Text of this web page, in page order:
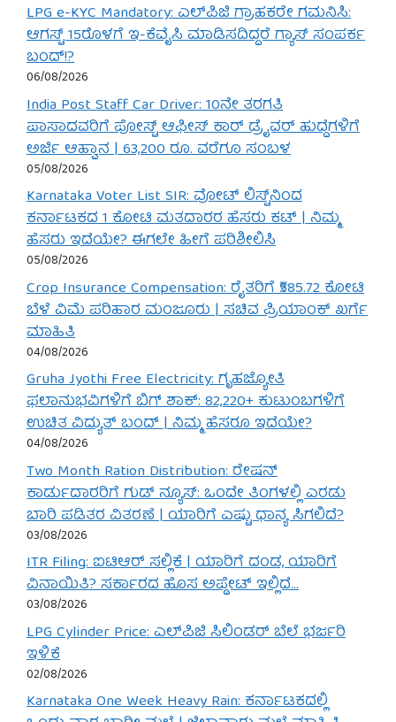
LPG e-KYC Mandatory: ಎಲ್‌ಪಿಜಿ ಗ್ರಾಹಕರೇ ಗಮನಿಸಿ:
ಆಗಸ್ಟ್ 15ರೊಳಗೆ ಇ-ಕೆವೈಸಿ ಮಾಡಿಸದಿದ್ದರೆ ಗ್ಯಾಸ್ ಸಂಪರ್ಕ
ಬಂದ್!?
06/08/2026
India Post Staff Car Driver: 10ನೇ ತರಗತಿ
ಪಾಸಾದವರಿಗೆ ಪೋಸ್ಟ್ ಆಫೀಸ್ ಕಾರ್ ಡ್ರೈವರ್ ಹುದ್ದೆಗಳಿಗೆ
ಅರ್ಜಿ ಆಹ್ವಾನ | 63,200 ರೂ. ವರೆಗೂ ಸಂಬಳ
05/08/2026
Karnataka Voter List SIR: ವೋಟ್ ಲಿಸ್ಟ್‌ನಿಂದ
ಕರ್ನಾಟಕದ 1 ಕೋಟಿ ಮತದಾರರ ಹೆಸರು ಕಟ್ | ನಿಮ್ಮ
ಹೆಸರು ಇದೆಯೇ? ಈಗಲೇ ಹೀಗೆ ಪರಿಶೀಲಿಸಿ
05/08/2026
Crop Insurance Compensation: ರೈತರಿಗೆ ₹585.72 ಕೋಟಿ
ಬೆಳೆ ವಿಮೆ ಪರಿಹಾರ ಮಂಜೂರು | ಸಚಿವ ಪ್ರಿಯಾಂಕ್ ಖರ್ಗೆ
ಮಾಹಿತಿ
04/08/2026
Gruha Jyothi Free Electricity: ಗೃಹಜ್ಯೋತಿ
ಫಲಾನುಭವಿಗಳಿಗೆ ಬಿಗ್ ಶಾಕ್: 82,220+ ಕುಟುಂಬಗಳಿಗೆ
ಉಚಿತ ವಿದ್ಯುತ್ ಬಂದ್ | ನಿಮ್ಮ ಹೆಸರೂ ಇದೆಯೇ?
04/08/2026
Two Month Ration Distribution: ರೇಷನ್
ಕಾರ್ಡುದಾರರಿಗೆ ಗುಡ್ ನ್ಯೂಸ್: ಒಂದೇ ತಿಂಗಳಲ್ಲಿ ಎರಡು
ಬಾರಿ ಪಡಿತರ ವಿತರಣೆ | ಯಾರಿಗೆ ಎಷ್ಟು ಧಾನ್ಯ ಸಿಗಲಿದೆ?
03/08/2026
ITR Filing: ಐಟಿಆರ್ ಸಲ್ಲಿಕೆ | ಯಾರಿಗೆ ದಂಡ, ಯಾರಿಗೆ
ವಿನಾಯಿತಿ? ಸರ್ಕಾರದ ಹೊಸ ಅಪ್ಡೇಟ್ ಇಲ್ಲಿದೆ…
03/08/2026
LPG Cylinder Price: ಎಲ್‌ಪಿಜಿ ಸಿಲಿಂಡರ್ ಬೆಲೆ ಭರ್ಜರಿ
ಇಳಿಕೆ
02/08/2026
Karnataka One Week Heavy Rain: ಕರ್ನಾಟಕದಲ್ಲಿ